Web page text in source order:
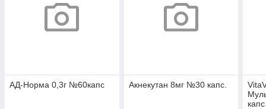
АД-Норма 0,3г №60капс Акнекутан 8мг №30 капс.
капс